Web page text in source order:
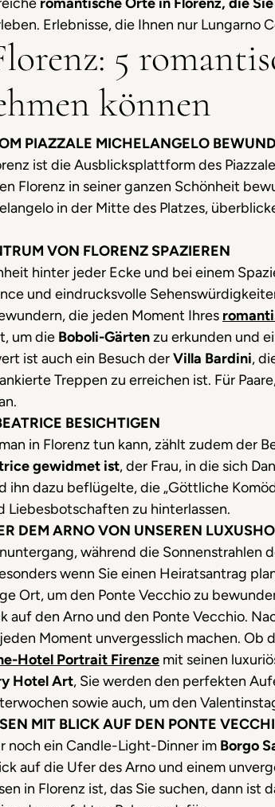
Erlebnisse, die Ihnen nur Lungarno
5
können
PIAZZALE MICHELANGELO
ist die Ausblicksplattform des
Florenz in seiner ganzen Schönheit
in der Mitte des Platzes,
VON FLORENZ SPAZIEREN
hinter jeder Ecke und bei einem
und eindrucksvolle
die jeden Moment Ihres
um die Boboli-Gärtenzu erkunden und
ist auch ein Besuch derVilla Bardini,
Treppen zu erreichen ist. Für
BESICHTIGEN
in Florenz tun kann, zählt zudem der
gewidmet ist, der Frau, in die sich
ihn dazu beflügelte, die „Göttliche
Liebesbotschaften zu hinterlassen.
DEM ARNO VON UNSEREN
während die Sonnenstrahlen
wenn Sie einen Heiratsantrag
Ort, um den Ponte Vecchio zu
auf den Arno und den Ponte Vecchio.
Moment unvergesslich machen. Ob
Hotel Portrait Firenze mit seinen
Hotel Art, Sie werden den perfekten
sowie auch, um den
MIT BLICK AUF DEN PONTE
noch ein Candle-Light-Dinner im Borgo
auf die Ufer des Arno und einem
in Florenz ist, das Sie suchen, dann ist